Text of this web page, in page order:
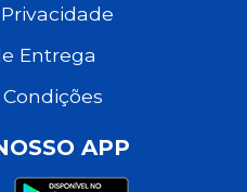
Entrega
APP